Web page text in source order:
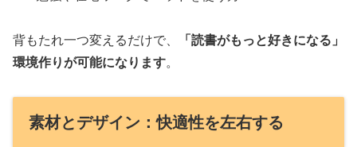
背もたれ一つ変えるだけで、
「読書がもっと好きになる」
環境作りが可能になります。
素材とデザイン：快適性を左右する